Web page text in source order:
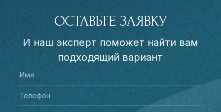
ОСТАВЬТЕ ЗАЯВКУ
И наш эксперт поможет найти вам
подходящий вариант